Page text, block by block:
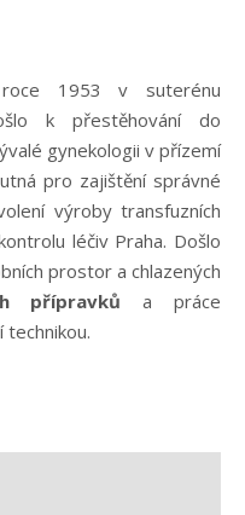
1953 v suterénu
k přestěhování do
gynekologii v přízemí
pro zajištění správné
výroby transfuzních
léčiv Praha. Došlo
prostor a chlazených
přípravků a práce